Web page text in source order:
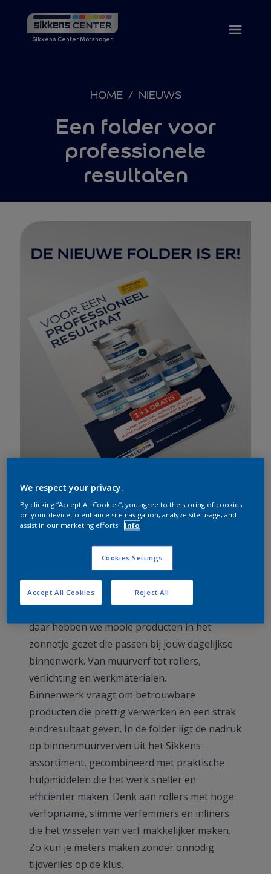
Sikkens Center Motshagen
HOME / NIEUWS
Een folder voor
professionele
resultaten
maart 06, 2026
Vanaf 9 maart ligt er weer een nieuwe folder
voor je klaar. De komende weken ronden we
nog net een aantal binnenklussen af voordat
daar hebben we mooie producten in het
zonnetje gezet die passen bij jouw dagelijkse
binnenwerk. Van muurverf tot rollers,
verlichting en werkmaterialen.
Binnenwerk vraagt om betrouwbare
producten die prettig verwerken en een strak
eindresultaat geven. In de folder ligt de nadruk
op binnenmuurverven uit het Sikkens
assortiment, gecombineerd met praktische
hulpmiddelen die het werk sneller en
efficiënter maken. Denk aan rollers met hoge
verfopname, slimme verfemmers en inliners
die het wisselen van verf makkelijker maken.
Zo kun je meters maken zonder onnodig
tijdverlies op de klus.
We respect your privacy.
By clicking “Accept All Cookies”, you agree to the storing of cookies
on your device to enhance site navigation, analyze site usage, and
assist in our marketing efforts.
Info
Cookies Settings
Reject All
Accept All Cookies